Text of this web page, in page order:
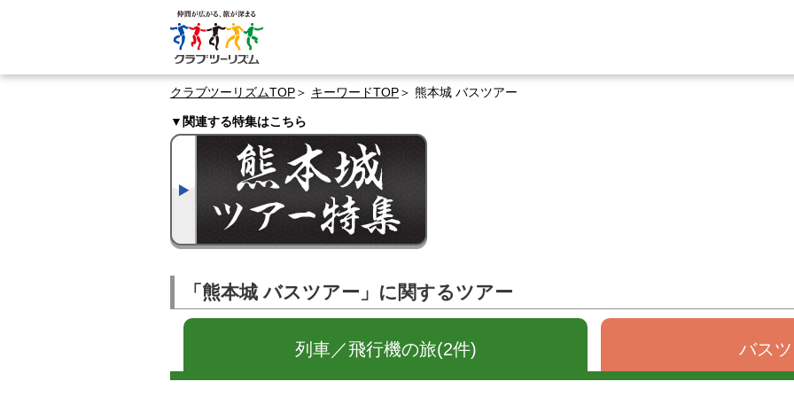
クラブツーリズムTOP キーワードTOP 熊本城 バスツアー
▼関連する特集はこちら
「熊本城 バスツアー」に関するツアー
列車／飛行機の旅(2件) バス